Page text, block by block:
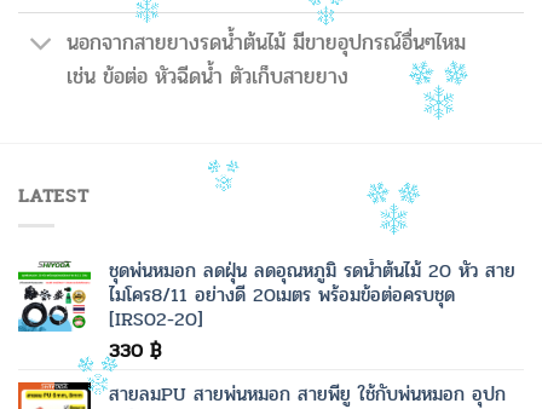
นอกจากสายยางรดน้ำต้นไม้ มีขายอุปกรณ์อื่นๆไหม
เช่น ข้อต่อ หัวฉีดน้ำ ตัวเก็บสายยาง
LATEST
ชุดพ่นหมอก ลดฝุ่น ลดอุณหภูมิ รดน้ำต้นไม้ 20 หัว สาย
ไมโคร8/11 อย่างดี 20เมตร พร้อมข้อต่อครบชุด
[IRS02-20]
330 ฿
สายลมPU สายพ่นหมอก สายพียู ใช้กับพ่นหมอก อุปก